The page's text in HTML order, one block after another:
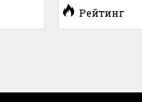
Рейтинг